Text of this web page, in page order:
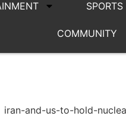
SPORTS
COMMUNITY